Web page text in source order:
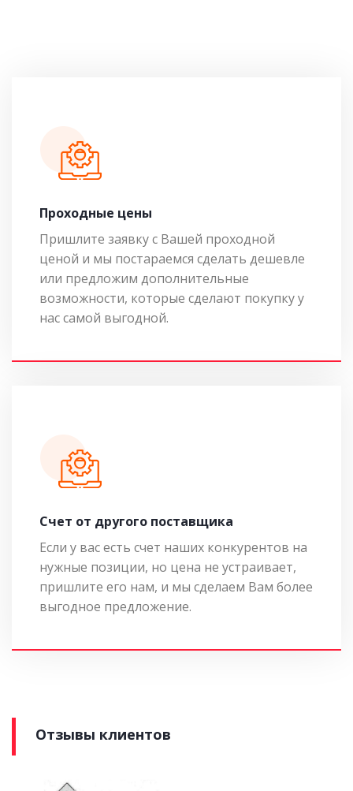
Проходные цены
Пришлите заявку с Вашей проходной
ценой и мы постараемся сделать дешевле
или предложим дополнительные
возможности, которые сделают покупку у
нас самой выгодной.
Cчет от другого поставщика
Если у вас есть счет наших конкурентов на
нужные позиции, но цена не устраивает,
пришлите его нам, и мы сделаем Вам более
выгодное предложение.
Отзывы клиентов